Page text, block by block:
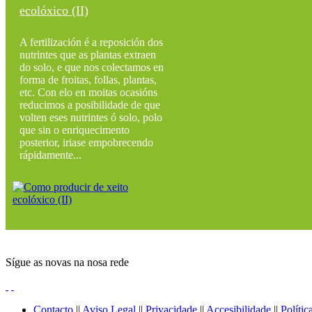
ecolóxico (II)
A fertilización é a reposición dos
nutrintes que as plantas extraen
do solo, e que nos colectamos en
forma de froitas, follas, plantas,
etc. Con elo en moitas ocasións
reducimos a posibilidade de que
volten eses nutrintes ó solo, polo
que sin o enriquecimento
posterior, iriase empobrecendo
rápidamente...
Sígue as novas na nosa rede
Contacto || Aviso Legal || Privacidade || Accesibilidade ||